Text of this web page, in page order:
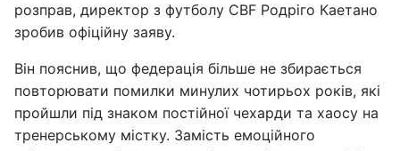
розправ, директор з футболу CBF Родріго Каетано
зробив офіційну заяву.
Він пояснив, що федерація більше не збирається
повторювати помилки минулих чотирьох років, які
пройшли під знаком постійної чехарди та хаосу на
тренерському містку. Замість емоційного